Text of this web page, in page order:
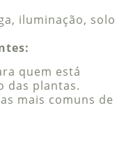
iluminação, solo
quem está
das plantas.
mais comuns de